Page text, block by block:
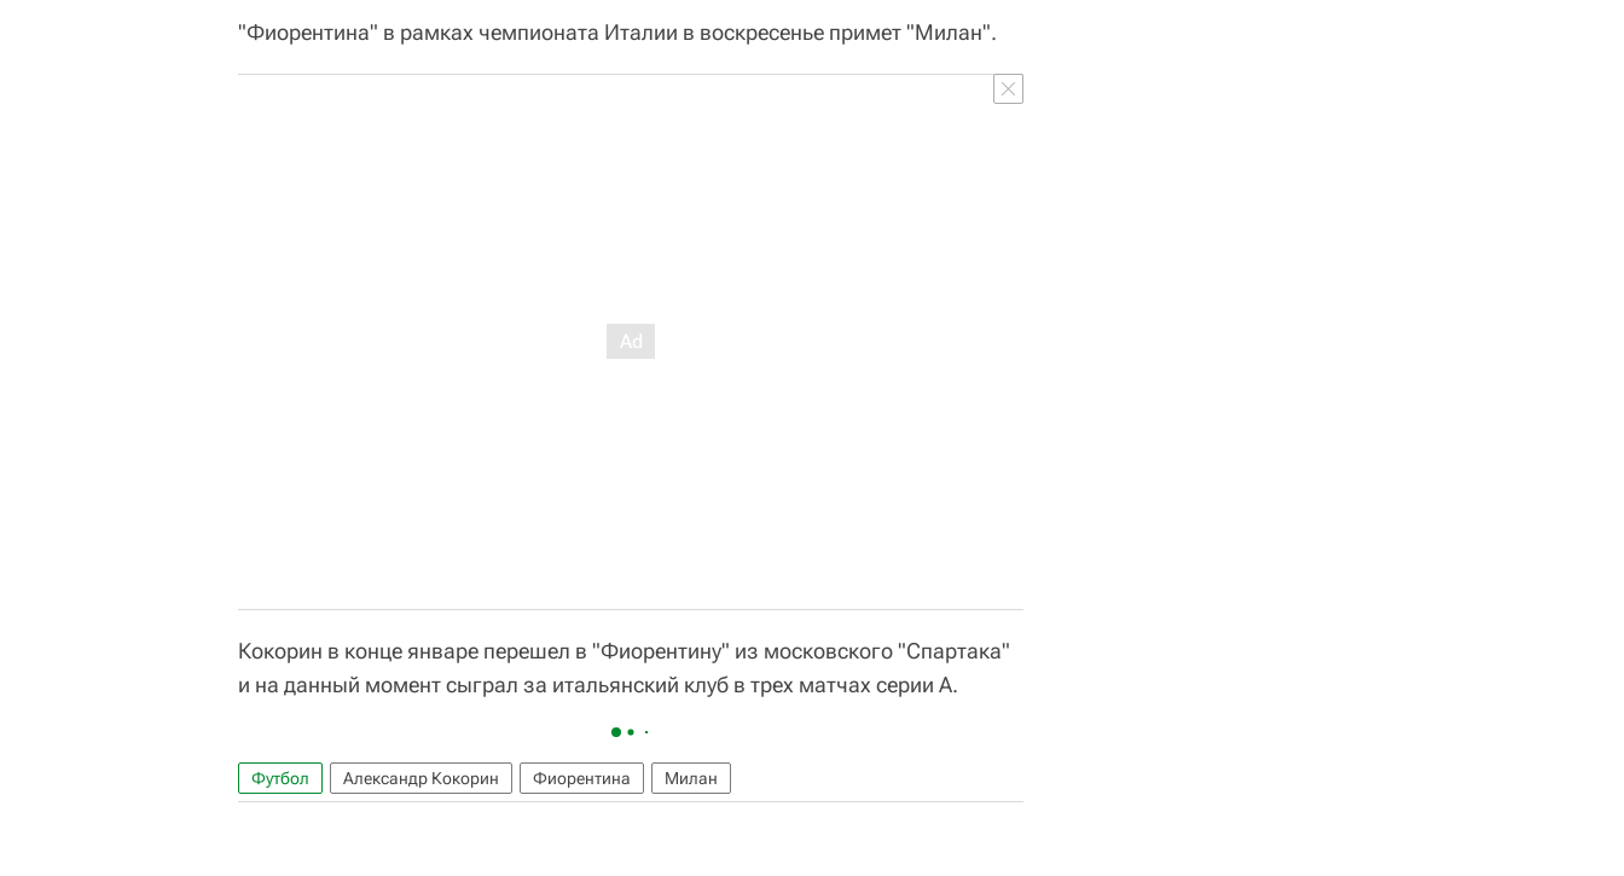
"Фиорентина" в рамках чемпионата Италии в воскресенье примет "Милан".
Кокорин в конце январе перешел в "Фиорентину" из московского "Спартака"
и на данный момент сыграл за итальянский клуб в трех матчах серии А.
Футбол Александр Кокорин Фиорентина Милан